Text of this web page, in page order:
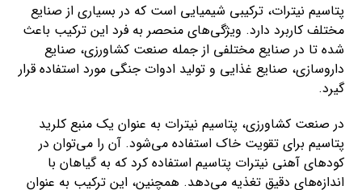
پتاسیم نیترات، ترکیبی شیمیایی است که در بسیاری از صنایع
مختلف کاربرد دارد. ویژگی‌های منحصر به فرد این ترکیب باعث
شده تا در صنایع مختلفی از جمله صنعت کشاورزی، صنایع
داروسازی، صنایع غذایی و تولید ادوات جنگی مورد استفاده قرار
گیرد.
در صنعت کشاورزی، پتاسیم نیترات به عنوان یک منبع کلرید
پتاسیم برای تقویت خاک استفاده می‌شود. آن را می‌توان در
کودهای آهنی نیترات پتاسیم استفاده کرد که به گیاهان با
اندازه‌های دقیق تغذیه می‌دهد. همچنین، این ترکیب به عنوان